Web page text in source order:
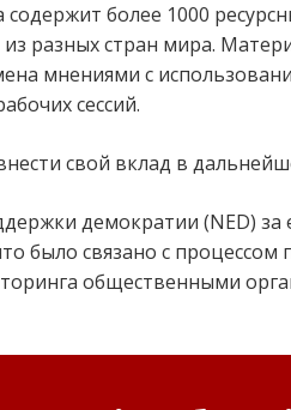
содержит более 1000
разных стран мира.
мнениями с
сессий.
свой вклад в
демократии (NED)
было связано с процессом
общественными